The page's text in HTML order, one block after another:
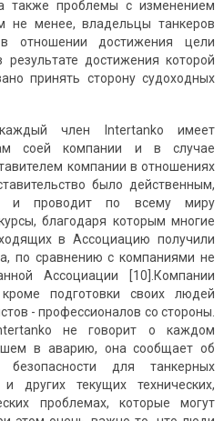
также проблемы с изменением
не менее, владельцы танкеров
отношении достижения цели
результате достижения которой
принять сторону судоходных
член Intertanko имеет
соей компании и в случае
компании в отношениях
было действенным,
и проводит по всему миру
благодаря которым многие
в Ассоциацию получили
по сравнению с компаниями не
Ассоциации [10].Компании
подготовки своих людей
- профессионалов со стороны.
не говорит о каждом
в аварию, она сообщает об
для танкерных
других текущих технических,
проблемах, которые могут